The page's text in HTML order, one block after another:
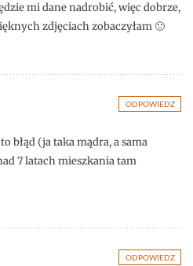
mi dane nadrobić, więc dobrze,
zdjęciach zobaczyłam 🙂
ODPOWIEDZ
błąd (ja taka mądra, a sama
7 latach mieszkania tam
ODPOWIEDZ